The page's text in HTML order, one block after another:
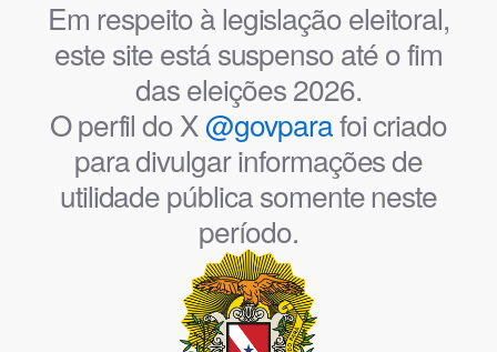
Em respeito à legislação eleitoral,
este site está suspenso até o fim
das eleições 2026.
O perfil do X@govparafoi criado
para divulgar informações de
utilidade pública somente neste
período.